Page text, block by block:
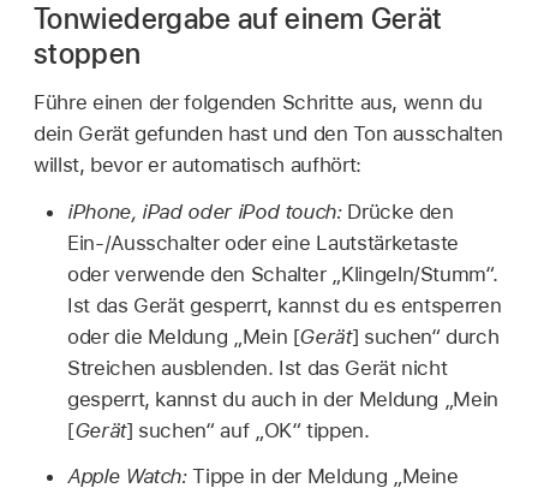
Tonwiedergabe auf einem Gerät
stoppen
Führe einen der folgenden Schritte aus, wenn du
dein Gerät gefunden hast und den Ton ausschalten
willst, bevor er automatisch aufhört:
iPhone, iPad oder iPod touch: Drücke den
Ein-/Ausschalter oder eine Lautstärketaste
oder verwende den Schalter „Klingeln/Stumm“.
Ist das Gerät gesperrt, kannst du es entsperren
oder die Meldung „Mein [Gerät] suchen“ durch
Streichen ausblenden. Ist das Gerät nicht
gesperrt, kannst du auch in der Meldung „Mein
[Gerät] suchen“ auf „OK“ tippen.
Apple Watch:Tippe in der Meldung „Meine